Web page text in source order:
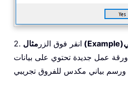
2. انقر فوق الزر مثال (Example)
ورقة عمل جديدة تحتوي على بيانات